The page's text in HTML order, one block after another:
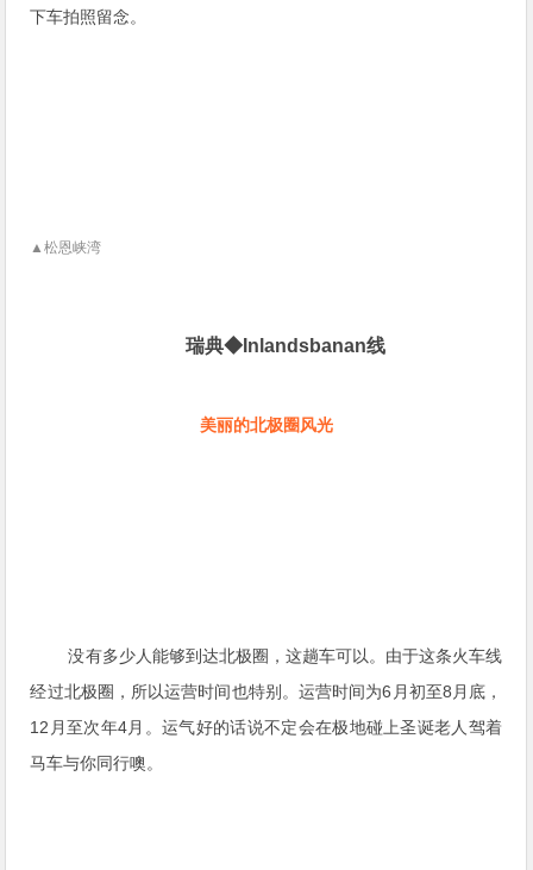
下车拍照留念。
▲松恩峡湾
瑞典◆Inlandsbanan线
美丽的北极圈风光
没有多少人能够到达北极圈，这趟车可以。由于这条火车线
经过北极圈，所以运营时间也特别。运营时间为6月初至8月底，
12月至次年4月。运气好的话说不定会在极地碰上圣诞老人驾着
马车与你同行噢。